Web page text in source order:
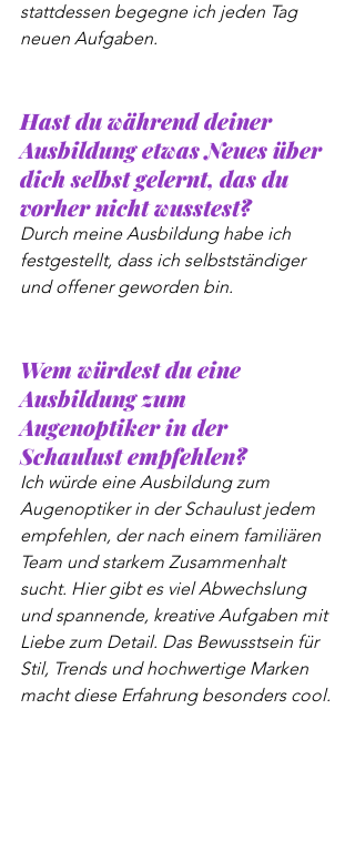
stattdessen begegne ich jeden Tag
neuen Aufgaben.
Hast du während deiner
Ausbildung etwas Neues über
dich selbst gelernt, das du
vorher nicht wusstest?
Durch meine Ausbildung habe ich
festgestellt, dass ich selbstständiger
und offener geworden bin.
Wem würdest du eine
Ausbildung zum
Augenoptiker in der
Schaulust empfehlen?
Ich würde eine Ausbildung zum
Augenoptiker in der Schaulust jedem
empfehlen, der nach einem familiären
Team und starkem Zusammenhalt
sucht. Hier gibt es viel Abwechslung
und spannende, kreative Aufgaben mit
Liebe zum Detail. Das Bewusstsein für
Stil, Trends und hochwertige Marken
macht diese Erfahrung besonders cool.